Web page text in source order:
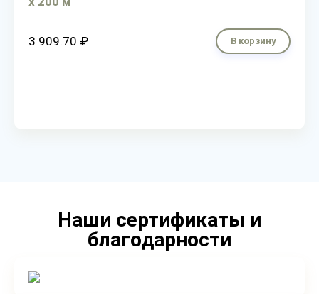
3 909.70 ₽ В корзину
Наши сертификаты и
благодарности